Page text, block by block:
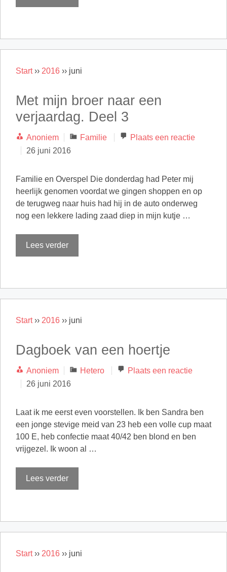
Start›› 2016 ›› juni
Met mijn broer naar een
verjaardag. Deel 3
Anoniem Categorieën
Familie
Plaats een reactie
26 juni 2016
Familie en Overspel Die donderdag had Peter mij
heerlijk genomen voordat we gingen shoppen en op
de terugweg naar huis had hij in de auto onderweg
nog een lekkere lading zaad diep in mijn kutje …
Lees verder
Start›› 2016 ›› juni
Dagboek van een hoertje
Anoniem Categorieën
Hetero
Plaats een reactie
26 juni 2016
Laat ik me eerst even voorstellen. Ik ben Sandra ben
een jonge stevige meid van 23 heb een volle cup maat
100 E, heb confectie maat 40/42 ben blond en ben
vrijgezel. Ik woon al …
Lees verder
Start›› 2016 ›› juni